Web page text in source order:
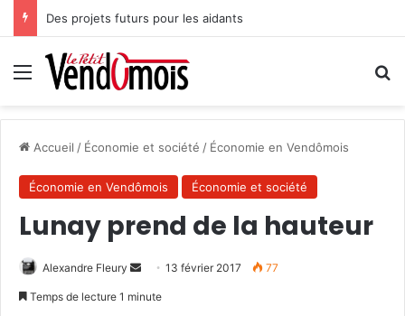
Des projets futurs pour les aidants
Menu
Accueil / Économie et société / Économie en Vendômois
Économie en Vendômois Économie et société
Lunay prend de la hauteur
Alexandre Fleury 13 février 2017 77
Temps de lecture 1 minute